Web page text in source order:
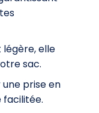
elle
sac.
prise en
facilitée.